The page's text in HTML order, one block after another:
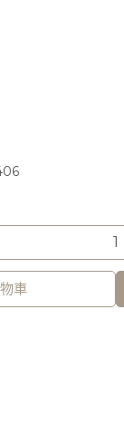
車